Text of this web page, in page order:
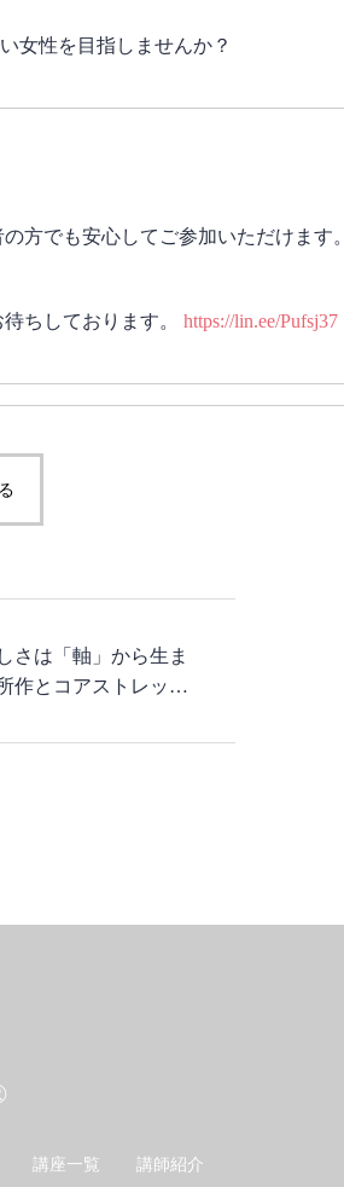
女性を目指しませんか？
方でも安心してご参加いただけます。
ちしております。 https://lin.ee/Pufsj37
さは「軸」から生ま
作とコアストレッチ
講座一覧 講師紹介